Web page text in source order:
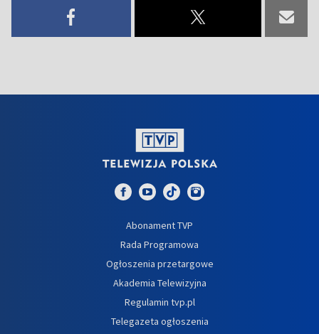
Abonament TVP
Rada Programowa
Ogłoszenia przetargowe
Akademia Telewizyjna
Regulamin tvp.pl
Telegazeta ogłoszenia